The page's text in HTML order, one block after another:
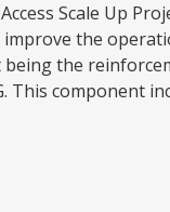
Scale Up
improve the
the
component